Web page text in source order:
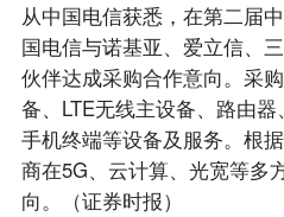
从中国电信获悉，在第二届
国电信与诺基亚、爱立信、
伙伴达成采购合作意向。采
备、LTE无线主设备、路由器
手机终端等设备及服务。根
商在5G、云计算、光宽等多
向。（证券时报）